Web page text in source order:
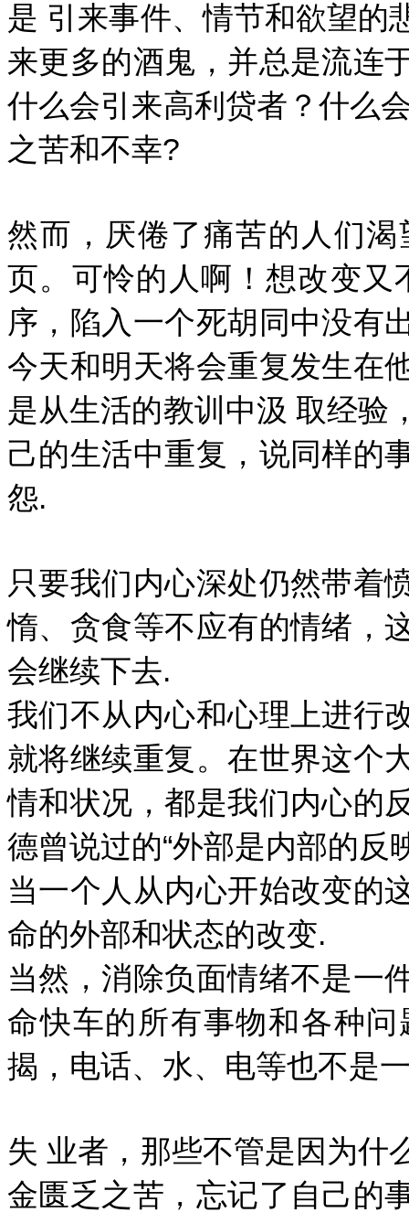
是 引来事件、情节和欲望的
来更多的酒鬼，并总是流连
什么会引来高利贷者？什么
之苦和不幸?
然而，厌倦了痛苦的人们
页。可怜的人啊！想改变
序，陷入一个死胡同中没有
今天和明天将会重复发生在
是从生活的教训中汲 取经验
己的生活中重复，说同样的
怨.
只要我们内心深处仍然带着
惰、贪食等不应有的情绪，
会继续下去.
我们不从内心和心理上进行
就将继续重复。在世界这个
情和状况，都是我们内心的
德曾说过的“外部是内部的反
当一个人从内心开始改变的
命的外部和状态的改变.
当然，消除负面情绪不是一
命快车的所有事物和各种
揭，电话、水、电等也不是
失 业者，那些不管是因为什
金匮乏之苦，忘记了自己的